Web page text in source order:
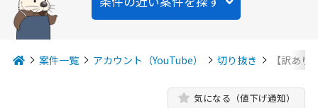
案件一覧 アカウント（YouTube） 切り抜き 【訳あ
気になる（値下げ通知）